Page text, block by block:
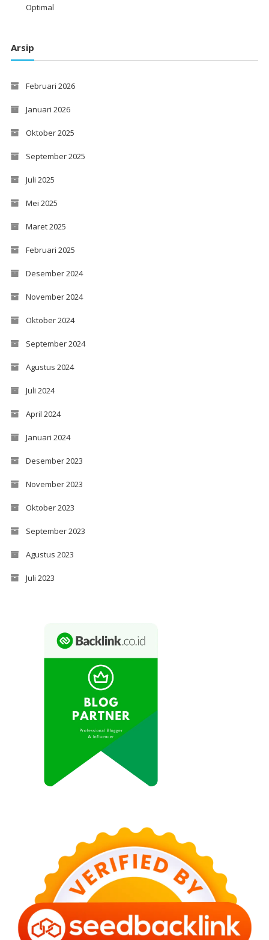
Optimal
Arsip
Februari 2026
Januari 2026
Oktober 2025
September 2025
Juli 2025
Mei 2025
Maret 2025
Februari 2025
Desember 2024
November 2024
Oktober 2024
September 2024
Agustus 2024
Juli 2024
April 2024
Januari 2024
Desember 2023
November 2023
Oktober 2023
September 2023
Agustus 2023
Juli 2023